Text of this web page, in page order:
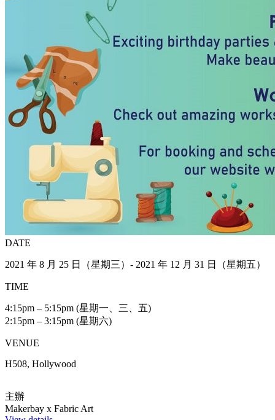
DATE
2021 年 8 月 25 日（星期三）- 2021 年 12 月 31 日（星期五）
TIME
4:15pm – 5:15pm (星期一、三、五)
2:15pm – 3:15pm (星期六)
VENUE
H508, Hollywood
主辦
Makerbay x Fabric Art